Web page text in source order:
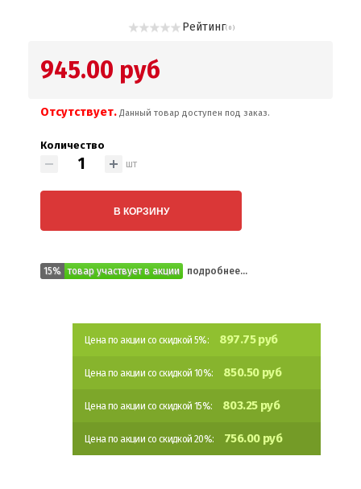
Рейтинг( 0 )
945.00 руб
Отсутствует. Данный товар доступен под заказ.
Количество
шт
В КОРЗИНУ
15% товар участвует в акции подробнее...
Цена по акции со скидкой 5%: 897.75 руб
Цена по акции со скидкой 10%: 850.50 руб
Цена по акции со скидкой 15%: 803.25 руб
Цена по акции со скидкой 20%: 756.00 руб